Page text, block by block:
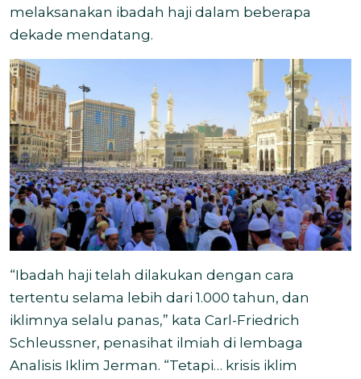
melaksanakan ibadah haji dalam beberapa
dekade mendatang.
“Ibadah haji telah dilakukan dengan cara
tertentu selama lebih dari 1.000 tahun, dan
iklimnya selalu panas,” kata Carl-Friedrich
Schleussner, penasihat ilmiah di lembaga
Analisis Iklim Jerman. “Tetapi… krisis iklim